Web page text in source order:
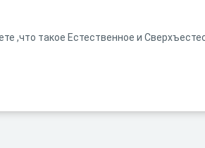
,что такое Естественное и